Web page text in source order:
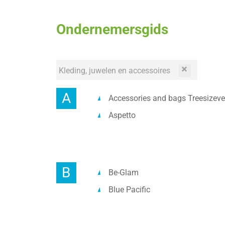
Ondernemersgids
verwijder
Kleding, juwelen en accessoires
A
Accessories and bags
Aspetto
B
Be-Glam
Blue Pacific